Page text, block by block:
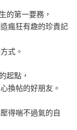
的第一要務，
瘋狂有趣的珍貴記
式。
起點，
換帖的好朋友。
得喘不過氣的自